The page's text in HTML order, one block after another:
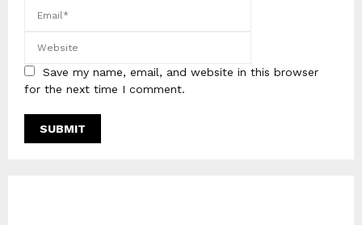
Save my name, email, and website in this browser
for the next time I comment.